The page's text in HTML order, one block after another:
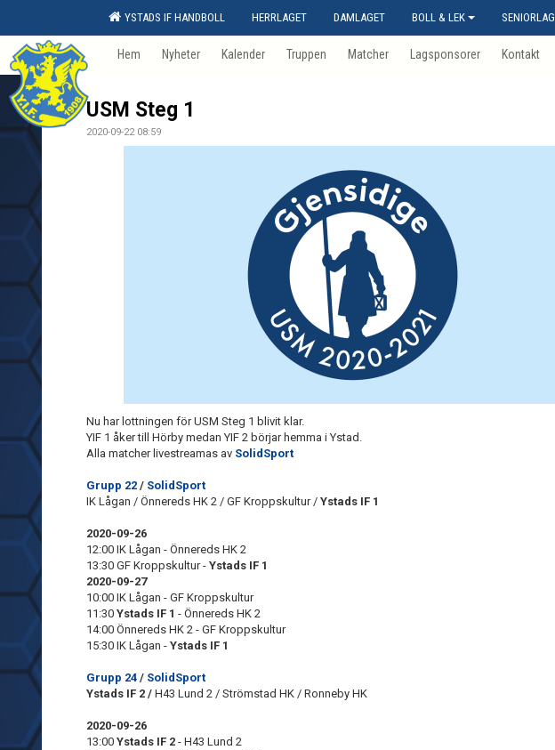
YSTADS IF HANDBOLL HERRLAGET DAMLAGET BOLL & LEK SENIORLAG
Hem Nyheter Kalender Truppen Matcher Lagsponsorer Kontakt
USM Steg 1
2020-09-22 08:59
Nu har lottningen för USM Steg 1 blivit klar.
YIF 1 åker till Hörby medan YIF 2 börjar hemma i Ystad.
Alla matcher livestreamas av SolidSport
Grupp 22 / SolidSport
IK Lågan / Önnereds HK 2 / GF Kroppskultur / Ystads IF 1
2020-09-26
12:00 IK Lågan - Önnereds HK 2
13:30 GF Kroppskultur - Ystads IF 1
2020-09-27
10:00 IK Lågan - GF Kroppskultur
11:30 Ystads IF 1 - Önnereds HK 2
14:00 Önnereds HK 2 - GF Kroppskultur
15:30 IK Lågan - Ystads IF 1
Grupp 24 / SolidSport
Ystads IF 2 / H43 Lund 2 / Strömstad HK / Ronneby HK
2020-09-26
13:00 Ystads IF 2 - H43 Lund 2